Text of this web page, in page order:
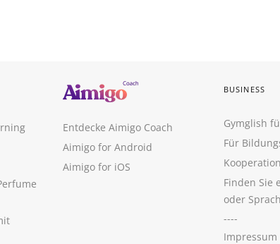
Entdecke Aimigo Coach
Aimigo for Android
Aimigo for iOS
BUSINESS
Gymglish
Für
Kooperation
Finden Sie
oder
----
Impressum